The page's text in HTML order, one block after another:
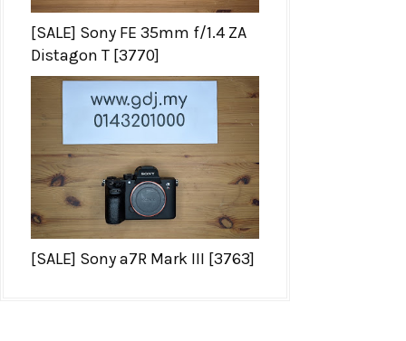
[SALE] Sony FE 35mm f/1.4 ZA
Distagon T [3770]
[SALE] Sony a7R Mark III [3763]